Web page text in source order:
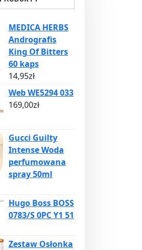
MEDICA HERBS
Andrografis
King Of Bitters
60 kaps
14,95zł
Web WE5294 033
169,00zł
Gucci Guilty
Intense Woda
perfumowana
spray 50ml
Hugo Boss BOSS
0783/S 0PC Y1 51
Zestaw Osłonka